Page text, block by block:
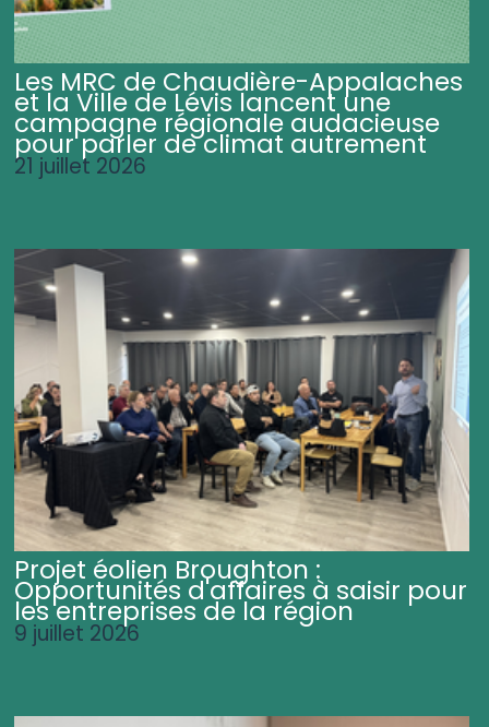
Les MRC de Chaudière-Appalaches
et la Ville de Lévis lancent une
campagne régionale audacieuse
pour parler de climat autrement
21 juillet 2026
Projet éolien Broughton :
Opportunités d'affaires à saisir pour
les entreprises de la région
9 juillet 2026